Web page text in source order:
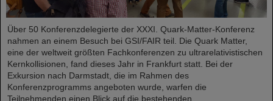
Über 50 Konferenzdelegierte der XXXI. Quark-Matter-Konferenz
nahmen an einem Besuch bei GSI/FAIR teil. Die Quark Matter,
eine der weltweit größten Fachkonferenzen zu ultrarelativistischen
Kernkollisionen, fand dieses Jahr in Frankfurt statt. Bei der
Exkursion nach Darmstadt, die im Rahmen des
Konferenzprogramms angeboten wurde, warfen die
Teilnehmenden einen Blick auf die bestehenden